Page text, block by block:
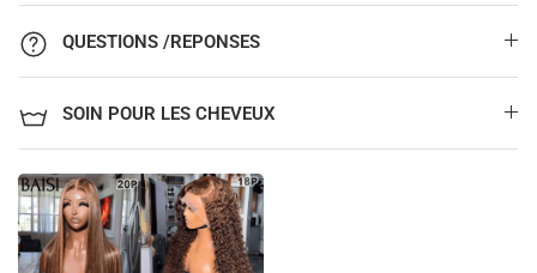
QUESTIONS /REPONSES
SOIN POUR LES CHEVEUX